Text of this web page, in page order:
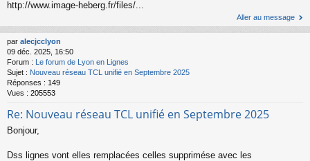
http://www.image-heberg.fr/files/...
Aller au message
par alecjcclyon
09 déc. 2025, 16:50
Forum : Le forum de Lyon en Lignes
Sujet : Nouveau réseau TCL unifié en Septembre 2025
Réponses : 149
Vues : 205553
Re: Nouveau réseau TCL unifié en Septembre 2025
Bonjour,
Dss lignes vont elles remplacées celles supprimése avec les